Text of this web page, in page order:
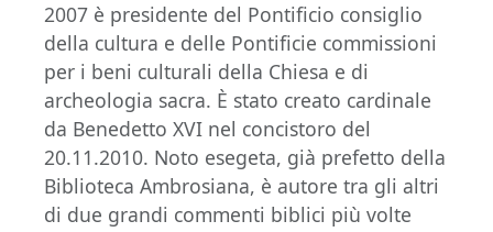
2007 è presidente del Pontificio consiglio
della cultura e delle Pontificie commissioni
per i beni culturali della Chiesa e di
archeologia sacra. È stato creato cardinale
da Benedetto XVI nel concistoro del
20.11.2010. Noto esegeta, già prefetto della
Biblioteca Ambrosiana, è autore tra gli altri
di due grandi commenti biblici più volte